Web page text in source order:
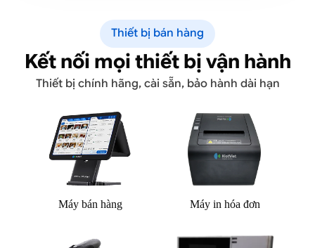
Thiết bị bán hàng
Kết nối mọi thiết bị vận hành
Thiết bị chính hãng, cài sẵn, bảo hành dài hạn
Máy bán hàng Máy in hóa đơn